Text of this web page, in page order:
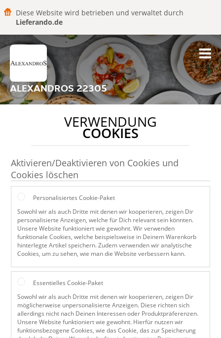
Diese Website wird betrieben und verwaltet durch
Lieferando.de
ALEXANDROS 22305
VERWENDUNG
COOKIES
Aktivieren/Deaktivieren von Cookies und
Cookies löschen
Personalisiertes Cookie-Paket
Sowohl wir als auch Dritte mit denen wir kooperieren, zeigen Dir
personalisierte Anzeigen, welche für Dich relevant sein könnten.
Unsere Website funktioniert wie gewohnt. Wir verwenden
funktionale Cookies, welche beispielsweise in Deinem Warenkorb
hinterlegte Artikel speichern. Zudem verwenden wir analytische
Cookies, um zu sehen, wie man die Website verbessern kann.
Essentielles Cookie-Paket
Sowohl wir als auch Dritte mit denen wir kooperieren, zeigen Dir
möglicherweise unpersonalisierte Anzeigen. Diese richten sich
allerdings nicht nach Deinen Interessen oder Produktpräferenzen.
Unsere Website funktioniert wie gewohnt. Hierfür nutzen wir
funktionsbezogene Cookies, wie das Cookie, das zur Speicherung